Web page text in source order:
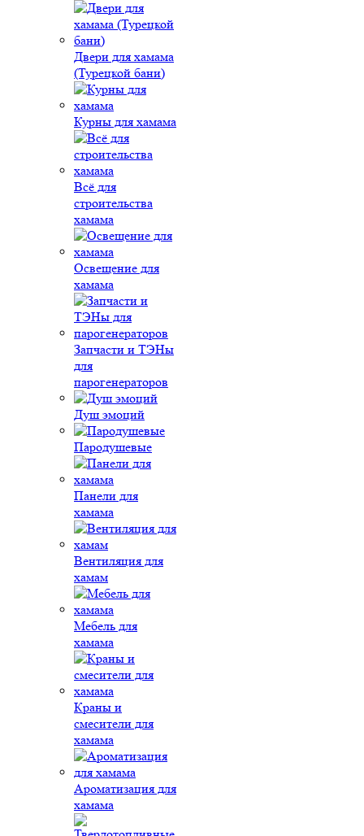
Двери для хамама
(Турецкой бани)
Курны для хамама
Всё для
строительства
хамама
Освещение для
хамама
Запчасти и ТЭНы
для
парогенераторов
Душ эмоций
Пародушевые
Панели для
хамама
Вентиляция для
хамам
Мебель для
хамама
Краны и
смесители для
хамама
Ароматизация для
хамама